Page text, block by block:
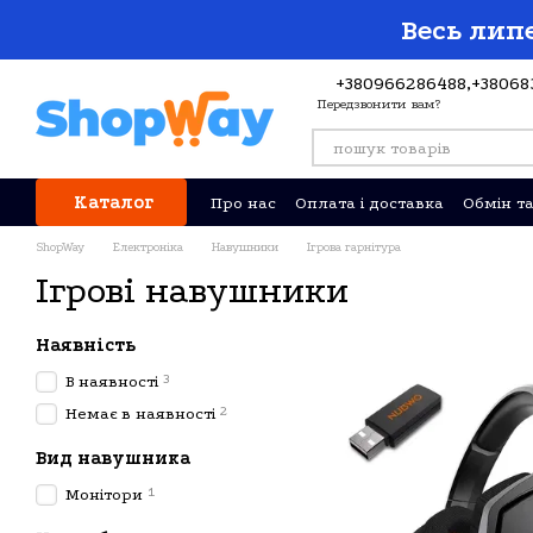
Весь
+380966286488,
Передзвонити вам?
Каталог Про нас Оплата і доставка Обмін
Відгуки про магазин
ShopWay Електроніка Навушники Ігрова гарнітура
Ігрові навушники
Наявність
В наявності 3
Немає в наявності 2
Вид навушника
Монітори 1